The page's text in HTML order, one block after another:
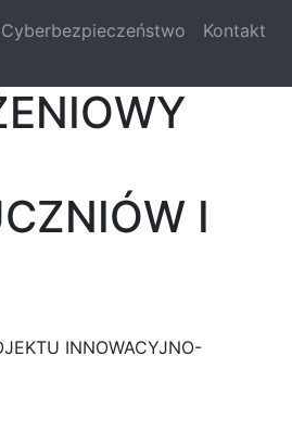
Cyberbezpieczeństwo Kontakt
I
INNOWACYJNO-